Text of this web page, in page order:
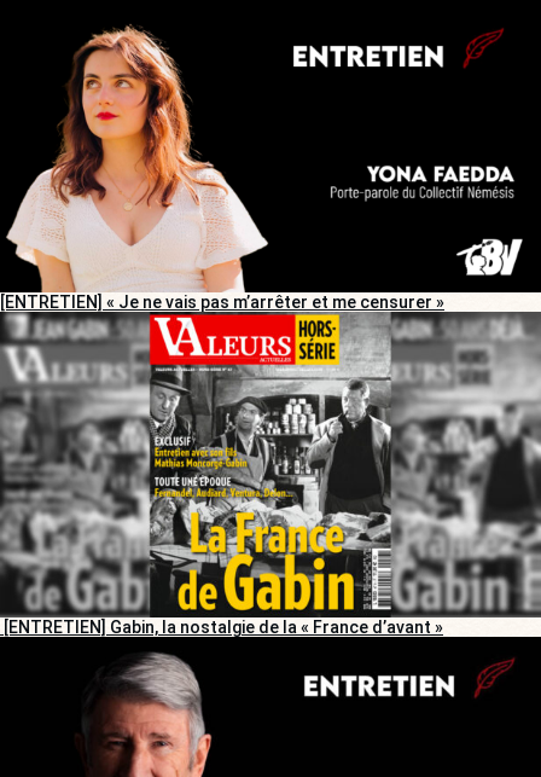
[ENTRETIEN] « Je ne vais pas m’arrêter et me censurer »
[ENTRETIEN] Gabin, la nostalgie de la « France d’avant »